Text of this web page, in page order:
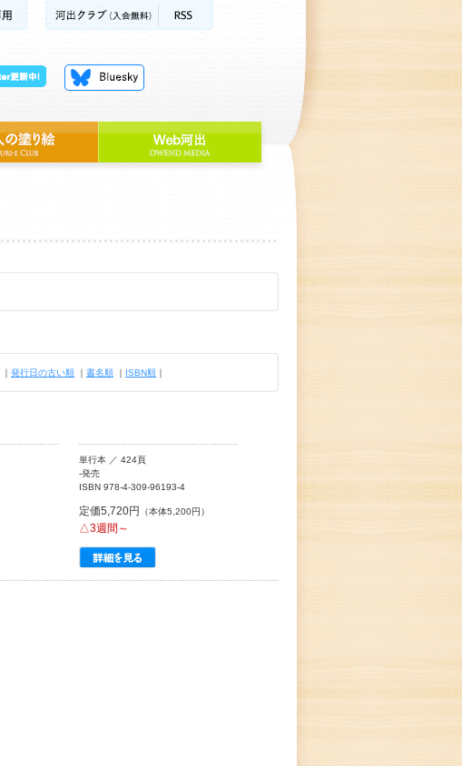
｜ 発行日の古い順 ｜ 書名順 ｜ ISBN順 ｜
単行本 ／ 424頁
-発売
ISBN 978-4-309-96193-4
定価5,720円 （本体5,200円）
△3週間～